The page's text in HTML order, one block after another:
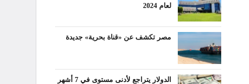
لعام 2024
مصر تكشف عن «قناة بحرية» جديدة
الدولار يتراجع لأدنى مستوى في 7 أشهر